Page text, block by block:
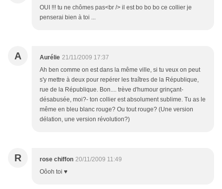
OUI !!! tu ne chômes pas<br /> il est bo bo bo ce collier je
penserai bien à toi ...
A Aurélie 21/11/2009 17:37
Ah ben comme on est dans la même ville, si tu veux on peut
s'y mettre à deux pour repérer les traîtres de la République,
rue de la République. Bon.... trève d'humour grinçant-
désabusée, moi?- ton collier est absolument sublime. Tu as le
même en bleu blanc rouge? Ou tout rouge? (Une version
délation, une version révolution?)
R rose chiffon 20/11/2009 11:49
Oôoh toi ♥